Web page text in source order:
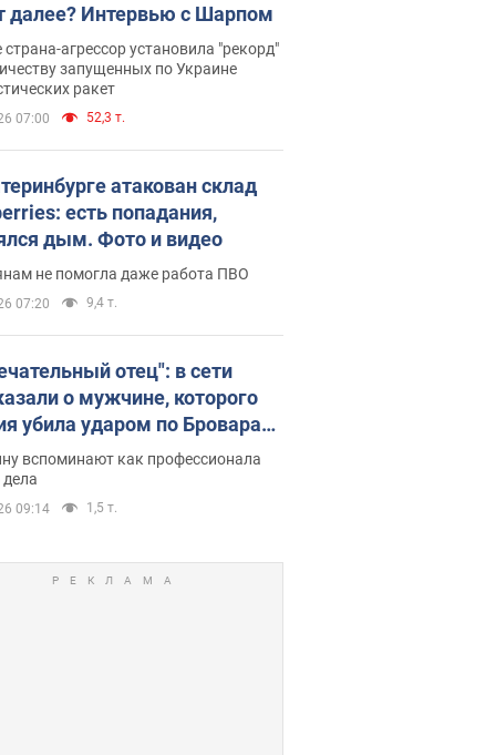
далее? Интервью с Шарпом
агрессор установила "рекорд"
запущенных по Украине
ракет
07:00 52,3 т.
атакован склад
есть попадания,
дым. Фото и видео
не помогла даже работа ПВО
07:20 9,4 т.
отец": в сети
о мужчине, которого
убила ударом по Броварам.
вспоминают как профессионала
дела
09:14 1,5 т.